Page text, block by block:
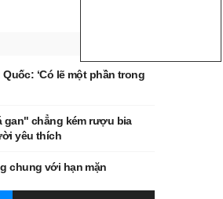
‘Có lẽ một phần trong
gan" chẳng kém rượu bia
yêu thích
chung với hạn mặn